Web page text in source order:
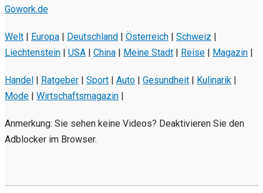
Gowork.de
Welt | Europa | Deutschland | Österreich | Schweiz |
Liechtenstein | USA | China | Meine Stadt | Reise | Magazin |
Handel | Ratgeber | Sport | Auto | Gesundheit | Kulinarik |
Mode | Wirtschaftsmagazin |
Anmerkung: Sie sehen keine Videos? Deaktivieren Sie den
Adblocker im Browser.